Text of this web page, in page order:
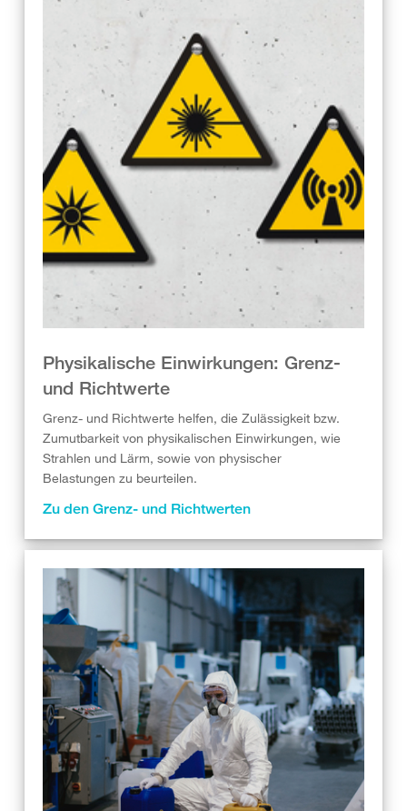
Physikalische Einwirkungen: Grenz-
und Richtwerte
Grenz- und Richtwerte helfen, die Zulässigkeit bzw.
Zumutbarkeit von physikalischen Einwirkungen, wie
Strahlen und Lärm, sowie von physischer
Belastungen zu beurteilen.
Zu den Grenz- und Richtwerten